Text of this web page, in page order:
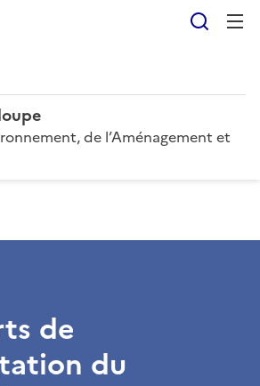
de l’Aménagement et
de
du